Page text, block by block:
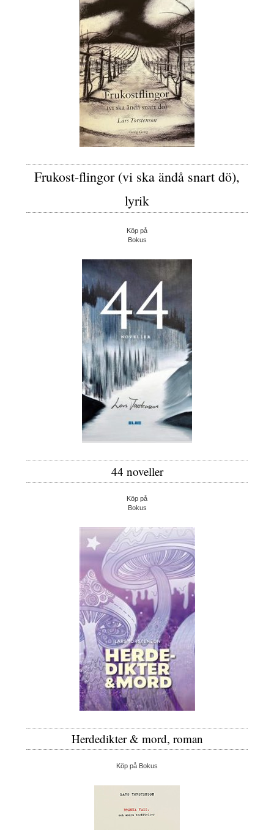
Frukost-flingor (vi ska ändå snart dö),
lyrik
Köp på
Bokus
44 noveller
Köp på
Bokus
Herdedikter & mord, roman
Köp på Bokus